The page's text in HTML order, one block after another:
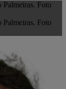
Palmeiras. Foto
Palmeiras. Foto